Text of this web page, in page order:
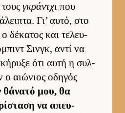
γκράντχι που
Γι’ αυ­τό, στο
δέκατος και τελευ­
Σιν­γκ, αντί να
ότι αυτή η συλ­
ο αιώνιος οδηγός
μου, θα
να απευ­